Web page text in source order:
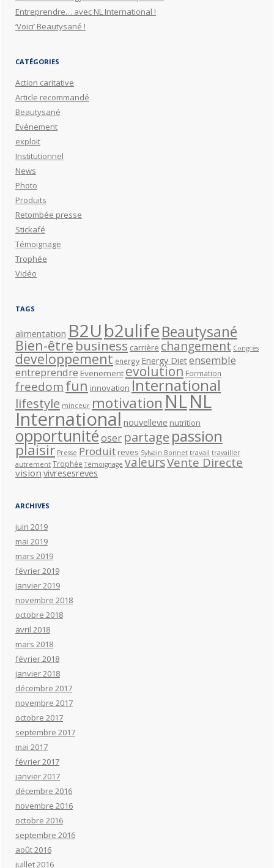
Entreprendre… avec NL International !
‘Voici’ Beautysané !
CATÉGORIES
Action caritative
Article recommandé
Beautysané
Evénement
exploit
Institutionnel
News
Photo
Produits
Retombée presse
Stickafé
Témoignage
Trophée
Vidéo
TAGS
alimentation B2Ub2ulifeBeautysané
Bien-êtrebusiness carrière changement Congrès
developpement energy Energy Dietensemble
entreprendre Evenement evolution Formation
freedomfun innovation International
lifestyle minceur motivationNLNL
International nouvellevie nutrition
opportunitéoser partage passion
plaisir Presse Produit reves Sylvain Bonnet travail travailler
autrement Trophée Témoignage valeursVente Directe
vision vivresesreves
ARCHIVES
juin 2019
mai 2019
mars 2019
février 2019
janvier 2019
novembre 2018
octobre 2018
avril 2018
mars 2018
février 2018
janvier 2018
décembre 2017
novembre 2017
octobre 2017
septembre 2017
mai 2017
février 2017
janvier 2017
décembre 2016
novembre 2016
octobre 2016
septembre 2016
août 2016
juillet 2016